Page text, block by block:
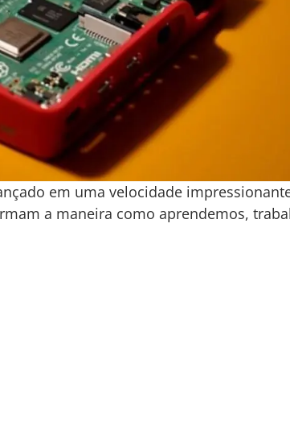
em uma velocidade
a maneira como aprendemos,